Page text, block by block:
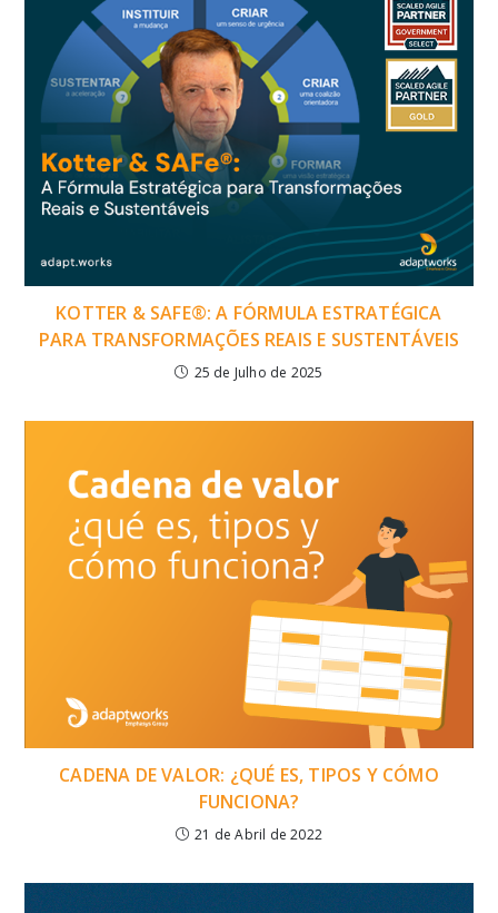
KOTTER & SAFE®: A FÓRMULA ESTRATÉGICA
PARA TRANSFORMAÇÕES REAIS E SUSTENTÁVEIS
25 de Julho de 2025
CADENA DE VALOR: ¿QUÉ ES, TIPOS Y CÓMO
FUNCIONA?
21 de Abril de 2022